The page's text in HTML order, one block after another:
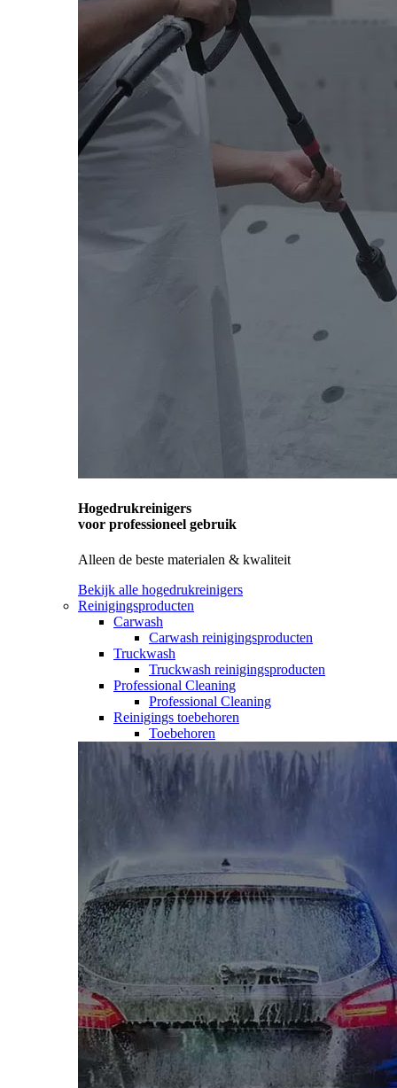
Hogedrukreinigers
voor professioneel gebruik
Alleen de beste materialen & kwaliteit
Bekijk alle hogedrukreinigers
Reinigingsproducten
Carwash
Carwash reinigingsproducten
Truckwash
Truckwash reinigingsproducten
Professional Cleaning
Professional Cleaning
Reinigings toebehoren
Toebehoren